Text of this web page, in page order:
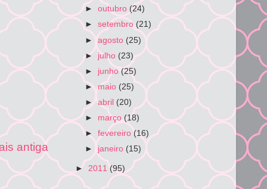
antiga
►outubro (24)
►setembro (21)
►agosto (25)
► julho (23)
► junho(25)
►maio (25)
►abril (20)
► março(18)
►fevereiro(16)
► janeiro (15)
► 2011(95)